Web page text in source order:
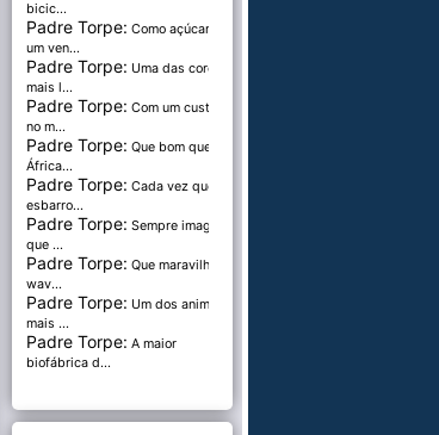
bicic...
Padre Torpe: Como açúcar é
um ven...
Padre Torpe: Uma das cores
mais l...
Padre Torpe: Com um custo de
no m...
Padre Torpe: Que bom que a
África...
Padre Torpe: Cada vez que
esbarro...
Padre Torpe: Sempre imaginei
que ...
Padre Torpe: Que maravilha de
wav...
Padre Torpe: Um dos animais
mais ...
Padre Torpe: A maior
biofábrica d...